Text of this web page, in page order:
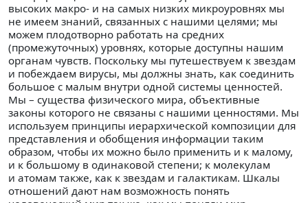
высоких макро- и на самых низких микроуровнях мы
не имеем знаний, связанных с нашими целями; мы
можем плодотворно работать на средних
(промежуточных) уровнях, которые доступны нашим
органам чувств. Поскольку мы путешествуем к звездам
и побеждаем вирусы, мы должны знать, как соединить
большое с малым внутри одной системы ценностей.
Мы – существа физического мира, объективные
законы которого не связаны с нашими ценностями. Мы
используем принципы иерархической композиции для
представления и обобщения информации таким
образом, чтобы их можно было применить и к малому,
и к большому в одинаковой степени; к молекулам
и атомам также, как к звездам и галактикам. Шкалы
отношений дают нам возможность понять